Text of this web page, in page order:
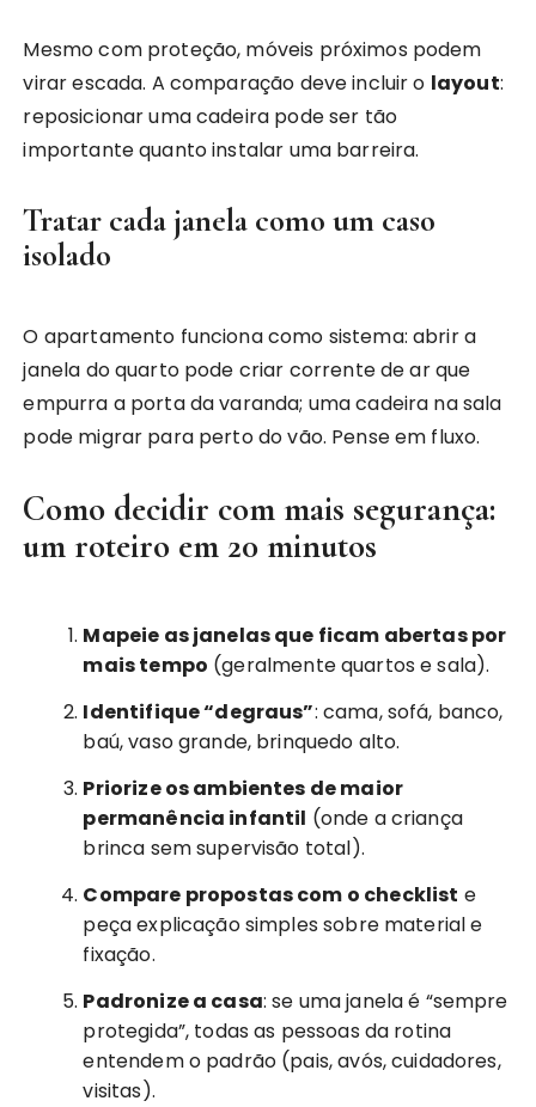
Mesmo com proteção, móveis próximos podem
virar escada. A comparação deve incluir o layout:
reposicionar uma cadeira pode ser tão
importante quanto instalar uma barreira.
Tratar cada janela como um caso
isolado
O apartamento funciona como sistema: abrir a
janela do quarto pode criar corrente de ar que
empurra a porta da varanda; uma cadeira na sala
pode migrar para perto do vão. Pense em fluxo.
Como decidir com mais segurança:
um roteiro em 20 minutos
Mapeie as janelas que ficam abertas por
mais tempo (geralmente quartos e sala).
Identifique “degraus”: cama, sofá, banco,
baú, vaso grande, brinquedo alto.
Priorize os ambientes de maior
permanência infantil (onde a criança
brinca sem supervisão total).
Compare propostas com o checklist e
peça explicação simples sobre material e
fixação.
Padronize a casa: se uma janela é “sempre
protegida”, todas as pessoas da rotina
entendem o padrão (pais, avós, cuidadores,
visitas).